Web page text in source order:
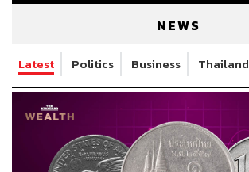
NEWS
Latest Politics Business Thailand